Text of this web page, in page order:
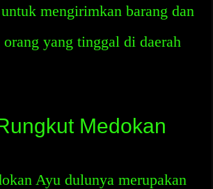
mengirimkan barang dan
orang yang tinggal di daerah
Medokan
Ayu dulunya merupakan